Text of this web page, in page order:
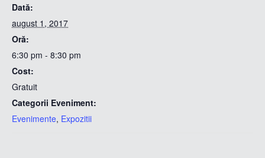
Dată:
august 1, 2017
Oră:
6:30 pm - 8:30 pm
Cost:
Gratuit
Categorii Eveniment:
Evenimente, Expozitii